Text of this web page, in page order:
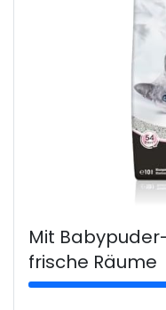
Mit
frische Räume